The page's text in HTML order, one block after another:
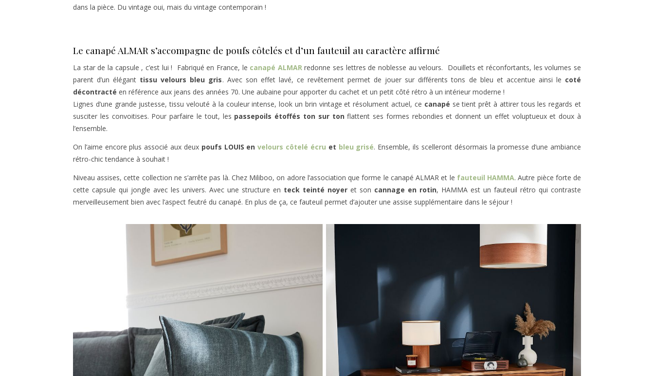
dans la pièce. Du vintage oui, mais du vintage contemporain !
Le canapé ALMAR s’accompagne de poufs côtelés et d’un fauteuil au caractère affirmé
La star de la capsule , c’est lui ! Fabriqué en France, le canapé ALMARredonne ses lettres de noblesse au velours. Douillets et réconfortants, les volumes se
parent d’un élégant tissu velours bleu gris. Avec son effet lavé, ce revêtement permet de jouer sur différents tons de bleu et accentue ainsi le coté
décontracté en référence aux jeans des années 70. Une aubaine pour apporter du cachet et un petit côté rétro à un intérieur moderne !
Lignes d’une grande justesse, tissu velouté à la couleur intense, look un brin vintage et résolument actuel, ce canapé se tient prêt à attirer tous les regards et
susciter les convoitises. Pour parfaire le tout, les passepoils étoffés ton sur ton flattent ses formes rebondies et donnent un effet voluptueux et doux à
l’ensemble.
On l’aime encore plus associé aux deuxpoufs LOUIS envelours côtelé écru et bleu grisé. Ensemble, ils scelleront désormais la promesse d’une ambiance
rétro-chic tendance à souhait !
Niveau assises, cette collection ne s’arrête pas là. Chez Miliboo, on adore l’association que forme le canapé ALMAR et le fauteuil HAMMA. Autre pièce forte de
cette capsule qui jongle avec les univers. Avec une structure en teck teinté noyer et son cannage en rotin, HAMMA est un fauteuil rétro qui contraste
merveilleusement bien avec l’aspect feutré du canapé. En plus de ça, ce fauteuil permet d’ajouter une assise supplémentaire dans le séjour !